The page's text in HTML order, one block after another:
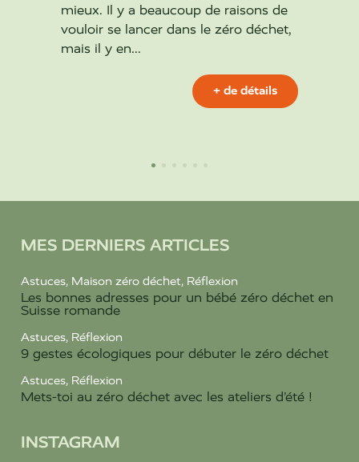
mieux. Il y a beaucoup de raisons de
vouloir se lancer dans le zéro déchet,
mais il y en...
+ de détails
MES DERNIERS ARTICLES
Astuces, Maison zéro déchet, Réflexion
Les bonnes adresses pour un bébé zéro déchet en
Suisse romande
Astuces, Réflexion
9 gestes écologiques pour débuter le zéro déchet
Astuces, Réflexion
Mets-toi au zéro déchet avec les ateliers d’été !
INSTAGRAM